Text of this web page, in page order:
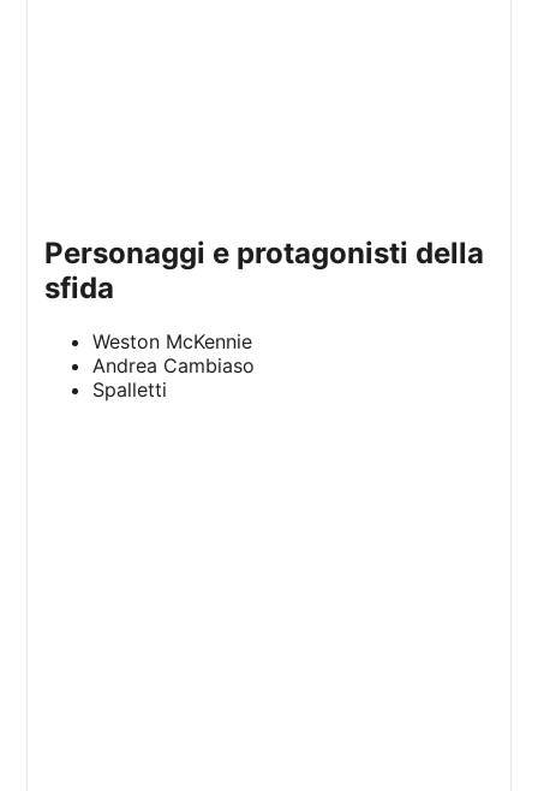
Personaggi e protagonisti della
sfida
Weston McKennie
Andrea Cambiaso
Spalletti